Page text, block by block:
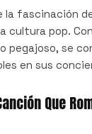
fascinación
cultura pop.
pegajoso, se
en sus
Que